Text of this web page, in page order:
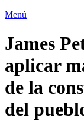
Menú
James
aplicar
de la
del